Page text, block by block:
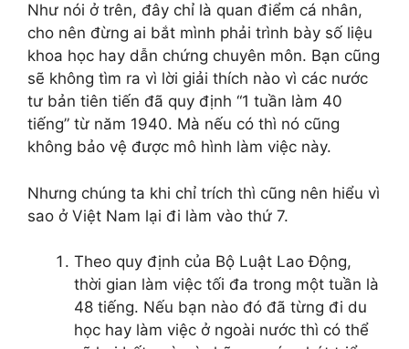
Như nói ở trên, đây chỉ là quan điểm cá nhân,
cho nên đừng ai bắt mình phải trình bày số liệu
khoa học hay dẫn chứng chuyên môn. Bạn cũng
sẽ không tìm ra vì lời giải thích nào vì các nước
tư bản tiên tiến đã quy định “1 tuần làm 40
tiếng” từ năm 1940. Mà nếu có thì nó cũng
không bảo vệ được mô hình làm việc này.
Nhưng chúng ta khi chỉ trích thì cũng nên hiểu vì
sao ở Việt Nam lại đi làm vào thứ 7.
Theo quy định của Bộ Luật Lao Động,
thời gian làm việc tối đa trong một tuần là
48 tiếng. Nếu bạn nào đó đã từng đi du
học hay làm việc ở ngoài nước thì có thể